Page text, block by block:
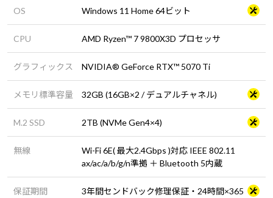
OS Windows 11 Home 64ビット
CPU AMD Ryzen™ 7 9800X3D プロセッサ
グラフィックス NVIDIA® GeForce RTX™ 5070 Ti
メモリ標準容量 32GB (16GB×2 / デュアルチャネル)
M.2 SSD 2TB (NVMe Gen4×4)
無線
Wi-Fi 6E( 最大2.4Gbps )対応 IEEE 802.11
ax/ac/a/b/g/n準拠 ＋ Bluetooth 5内蔵
保証期間
3年間センドバック修理保証・24時間×365